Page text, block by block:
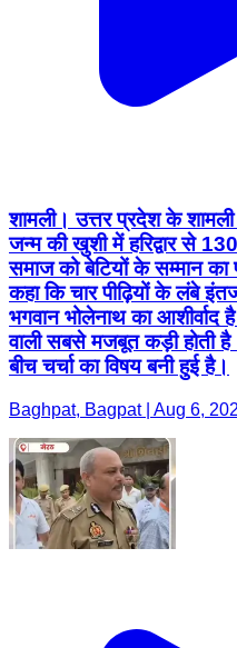
शामली। उत्तर प्रदेश के
जन्म की खुशी में हरिद्वार से
समाज को बेटियों के सम्मान
कहा कि चार पीढ़ियों के लंबे
भगवान भोलेनाथ का आशीर्वाद
वाली सबसे मजबूत कड़ी होती
बीच चर्चा का विषय बनी हुई है।
Baghpat, Bagpat | Aug 6,